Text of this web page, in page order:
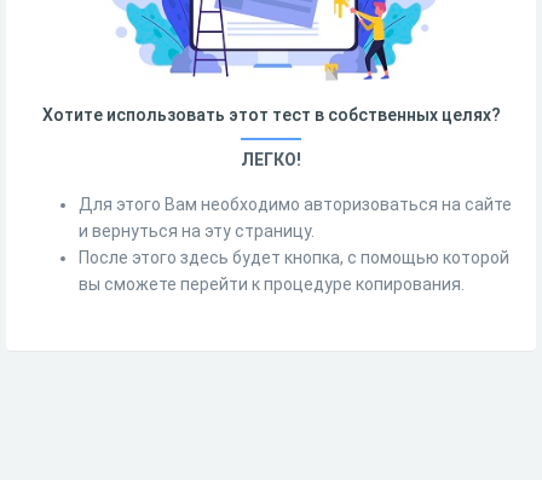
Хотите использовать этот тест в собственных целях?
ЛЕГКО!
Для этого Вам необходимо авторизоваться на сайте
и вернуться на эту страницу.
После этого здесь будет кнопка, с помощью которой
вы сможете перейти к процедуре копирования.